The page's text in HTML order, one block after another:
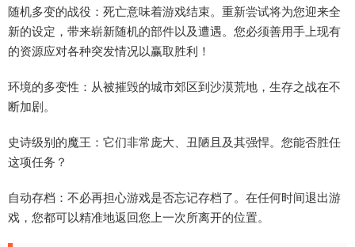
随机多变的战役：死亡意味着游戏结束。重新尝试将为您迎来全
新的设定，带来崭新随机的部件以及遭遇。您必须善用手上现有
的资源应对各种突发情况以赢取胜利！
环境的多变性：从被摧毁的城市郊区到沙漠荒地，生存之战在不
断加剧。
史诗级别的魔王：它们非常庞大、丑陋且及其强悍。您能否胜任
这项任务？
自动存档：不必再担心游戏是否忘记存档了。在任何时间退出游
戏，您都可以精准地返回您上一次所离开的位置。